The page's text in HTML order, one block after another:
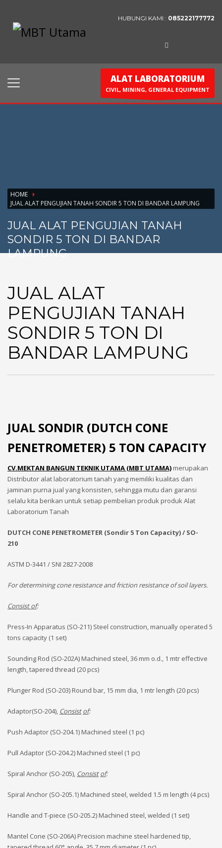
Contact Us
Jl. Raya Caringin No. 391 Kab. Bandung
Phone : 022 686 5330
HUBUNGI KAMI : 085222177772
ALAT LABORATORIUM
CIVIL, MINING, GENERAL EQUIPMENT
HOME
JUAL ALAT PENGUJIAN TANAH SONDIR 5 TON DI BANDAR LAMPUNG
JUAL ALAT PENGUJIAN TANAH
SONDIR 5 TON DI BANDAR
LAMPUNG
JUAL ALAT
PENGUJIAN TANAH
SONDIR 5 TON DI
BANDAR LAMPUNG
JUAL SONDIR (DUTCH CONE
PENETROMETER) 5 TON CAPACITY
CV.MEKTAN BANGUN TEKNIK UTAMA (MBT UTAMA)merupakan
Distributor alat laboratorium tanah yang memiliki kualitas dan
jaminan purna jual yang konsisten, sehingga mutu dan garansi
selalu kita berikan untuk setiap pembelian produk produk Alat
Laboratorium Tanah
DUTCH CONE PENETROMETER (Sondir 5 Ton Capacity) / SO-
210
ASTM D-3441 / SNI 2827-2008
For determining cone resistance and friction resistance of soil layers.
Consist of:
Press-In Apparatus (SO-211) Steel construction, manually operated 5
tons capacity (1 set)
Sounding Rod (SO-202A) Machined steel, 36 mm o.d., 1 mtr effective
length, tapered thread (20 pcs)
Plunger Rod (SO-203) Round bar, 15 mm dia, 1 mtr length (20 pcs)
Adaptor(SO-204), Consist of:
Push Adaptor (SO-204.1) Machined steel (1 pc)
Pull Adaptor (SO-204.2) Machined steel (1 pc)
Spiral Anchor (SO-205), Consist of:
Spiral Anchor (SO-205.1) Machined steel, welded 1.5 m length (4 pcs)
Handle and T-piece (SO-205.2) Machined steel, welded (1 set)
Mantel Cone (SO-206A) Precision machine steel hardened tip,